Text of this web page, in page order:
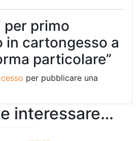
per primo
in cartongesso a
particolare”
per pubblicare una
interessare…